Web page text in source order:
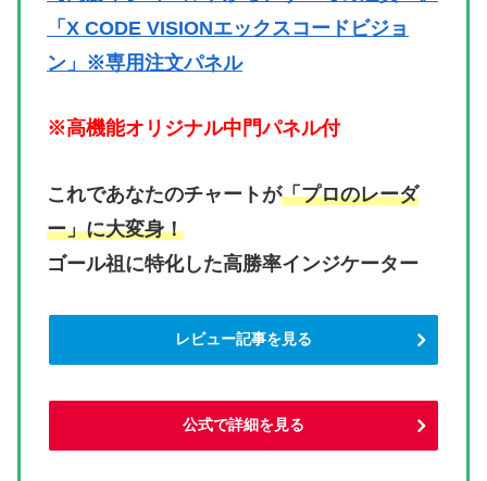
「X CODE VISIONエックスコードビジョ
ン」※専用注文パネル
※高機能オリジナル中門パネル付
これであなたのチャートが「プロのレーダ
ー」に大変身！
ゴール祖に特化した高勝率インジケーター
レビュー記事を見る
公式で詳細を見る